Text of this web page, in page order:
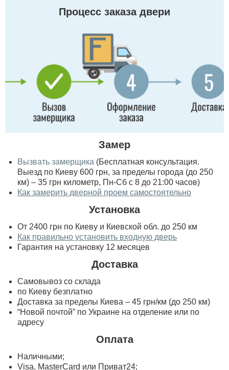
Процесс заказа двери
Замер
Вызвать замерщика (Бесплатная консультация.
Выезд по Киеву 600 грн, за пределы города (до 250
км) – 35 грн километр, Пн-Сб с 8 до 21:00 часов)
Как замерить дверной проем самостоятельно
Установка
От 2400 грн по Киеву и Киевской обл. до 250 км
Как правильно установить входную дверь
Гарантия на установку 12 месяцев
Доставка
Самовывоз со склада
по Киеву безплатно
Доставка за пределы Киева – 45 грн/км (до 250 км)
“Новой почтой” по Украине на отделение или по
адресу
Оплата
Наличными;
Visa, MasterСard или Приват24;